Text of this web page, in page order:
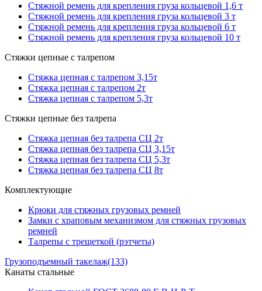
Стяжной ремень для крепления груза кольцевой 1,6 т
Стяжной ремень для крепления груза кольцевой 3 т
Стяжной ремень для крепления груза кольцевой 6 т
Стяжной ремень для крепления груза кольцевой 10 т
Стяжки цепные с талрепом
Стяжка цепная с талрепом 3,15т
Стяжка цепная с талрепом 2т
Стяжка цепная с талрепом 5,3т
Стяжки цепные без талрепа
Стяжка цепная без талрепа СЦ 2т
Стяжка цепная без талрепа СЦ 3,15т
Стяжка цепная без талрепа СЦ 5,3т
Стяжка цепная без талрепа СЦ 8т
Комплектующие
Крюки для стяжных грузовых ремней
Замки с храповым механизмом для стяжных грузовых
ремней
Талрепы с трещеткой (рэтчеты)
Грузоподъемный такелаж(133)
Канаты стальные